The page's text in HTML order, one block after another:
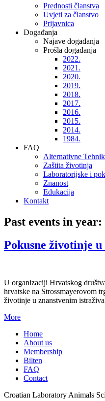
Prednosti članstva
Uvjeti za članstvo
Prijavnica
Događanja
Najave događanja
Prošla događanja
2022.
2021.
2020.
2019.
2018.
2017.
2016.
2015.
2014.
1984.
FAQ
Alternativne
Zaštita životinja
Laboratorijske i
Znanost
Edukacija
Kontakt
Past events in year:
Pokusne životinje
U organizaciji Hrvatskog
hrvatske na Strossmayerovom
životinje u znanstvenim
More
Home
About us
Membership
Bilten
FAQ
Contact
Croatian Laboratory Animals